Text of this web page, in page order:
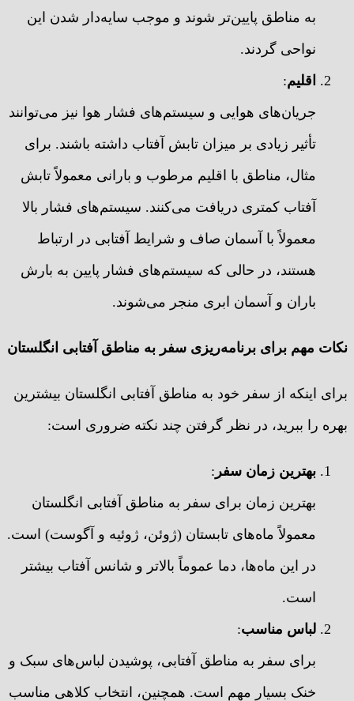
به مناطق پایین‌تر شوند و موجب سایه‌دار شدن این
نواحی گردند.
اقلیم:
جریان‌های هوایی و سیستم‌های فشار هوا نیز می‌توانند
تأثیر زیادی بر میزان تابش آفتاب داشته باشند. برای
مثال، مناطق با اقلیم مرطوب و بارانی معمولاً تابش
آفتاب کمتری دریافت می‌کنند. سیستم‌های فشار بالا
معمولاً با آسمان صاف و شرایط آفتابی در ارتباط
هستند، در حالی که سیستم‌های فشار پایین به بارش
باران و آسمان ابری منجر می‌شوند.
نکات مهم برای برنامه‌ریزی سفر به مناطق آفتابی انگلستان
برای اینکه از سفر خود به مناطق آفتابی انگلستان بیشترین
بهره را ببرید، در نظر گرفتن چند نکته ضروری است:
بهترین زمان سفر :
بهترین زمان برای سفر به مناطق آفتابی انگلستان
معمولاً ماه‌های تابستان (ژوئن، ژوئیه و آگوست) است.
در این ماه‌ها، دما عموماً بالاتر و شانس آفتاب بیشتر
است.
لباس مناسب:
برای سفر به مناطق آفتابی، پوشیدن لباس‌های سبک و
خنک بسیار مهم است. همچنین، انتخاب کلاهی مناسب